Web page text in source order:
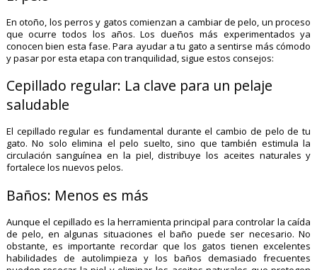
En otoño, los perros y gatos comienzan a cambiar de pelo, un proceso
que ocurre todos los años. Los dueños más experimentados ya
conocen bien esta fase. Para ayudar a tu gato a sentirse más cómodo
y pasar por esta etapa con tranquilidad, sigue estos consejos:
Cepillado regular: La clave para un pelaje
saludable
El cepillado regular es fundamental durante el cambio de pelo de tu
gato. No solo elimina el pelo suelto, sino que también estimula la
circulación sanguínea en la piel, distribuye los aceites naturales y
fortalece los nuevos pelos.
Baños: Menos es más
Aunque el cepillado es la herramienta principal para controlar la caída
de pelo, en algunas situaciones el baño puede ser necesario. No
obstante, es importante recordar que los gatos tienen excelentes
habilidades de autolimpieza y los baños demasiado frecuentes